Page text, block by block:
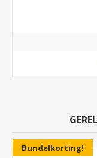
Bundelkorting!